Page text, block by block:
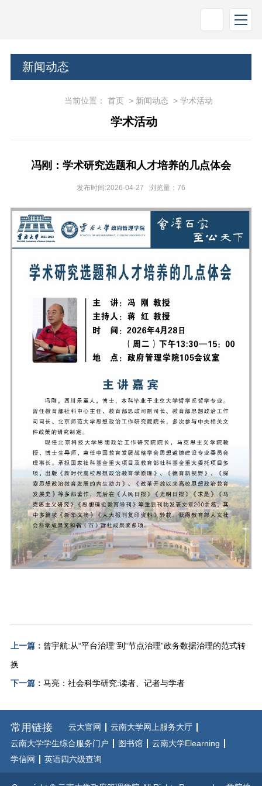
新闻动态
当前位置： 首页> 新闻动态> 学术活动
学术活动
冯刚：学术研究选题和人才培养的几点体会
发布时间:2026-04-27 浏览量： 76
上一篇： 曾宇航:从“平台治理”到“节点治理”政务数据治理的范式转
换
下一篇： 马亮：社会科学研究:读者、记者与学者
常用链接 云大官网
云南大学网上服务大厅
云南大学学生综合服务门户
图书馆
云南大学Elearning
学信网
英语四六级查询